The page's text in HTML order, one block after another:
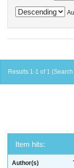
Results 1-1 of 1
Item hits:
Author(s)